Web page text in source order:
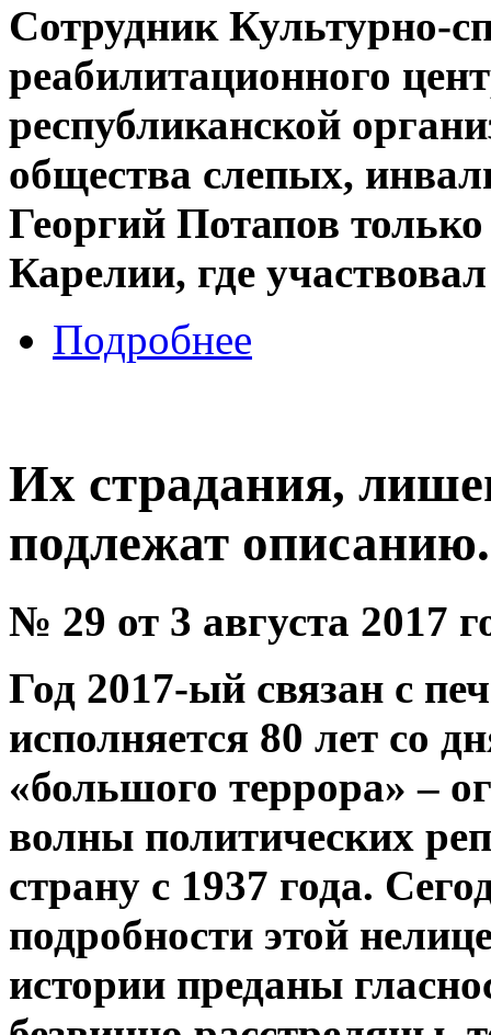
Сотрудник Культурно-
реабилитационного
республиканской
общества слепых,
Георгий Потапов
Карелии, где
Подробнее
Их страдания,
подлежат
№ 29 от 3 августа 2017
Год 2017-ый связан с
исполняется 80 лет со
«большого террора» –
волны политических
страну с 1937 года.
подробности этой
истории преданы